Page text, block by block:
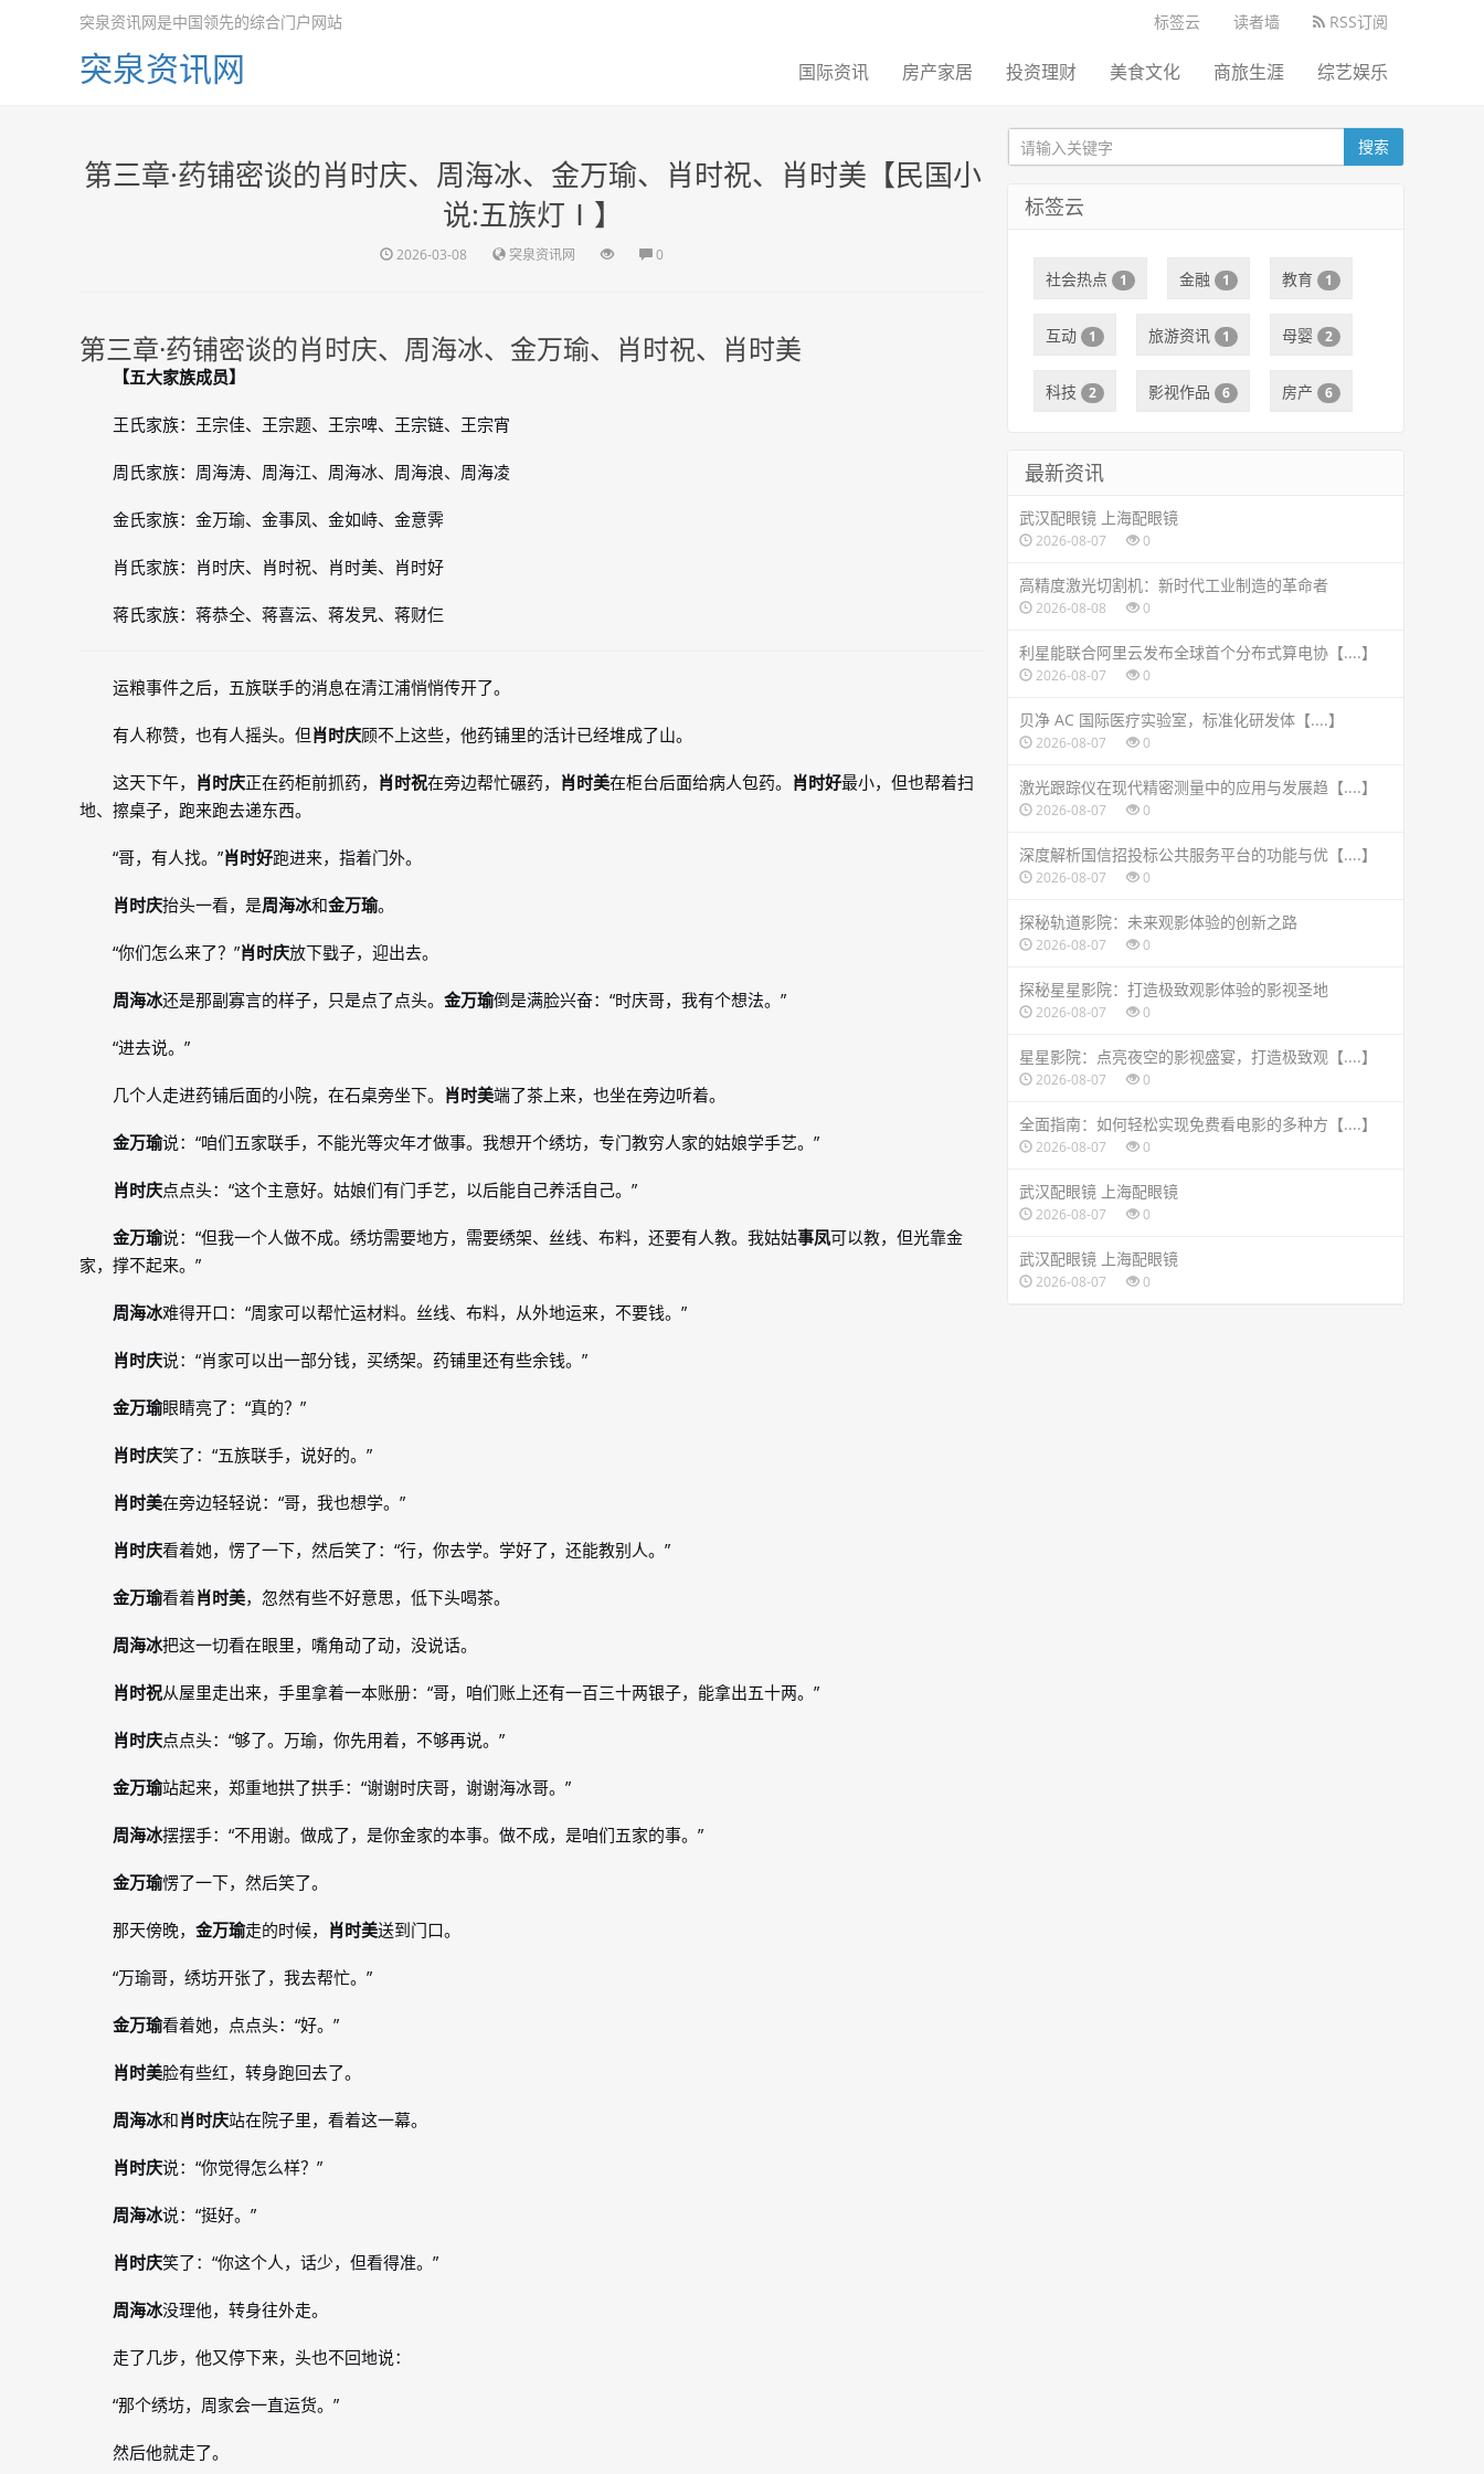
标签云 读者墙 RSS订阅
突泉资讯网是中国领先的综合门户网站
突泉资讯网 国际资讯 房产家居 投资理财 美食文化 商旅生涯 综艺娱乐
第三章·药铺密谈的肖时庆、周海冰、金万瑜、肖时祝、肖时美【民国小
说:五族灯Ⅰ】
2026-03-08 突泉资讯网 0
第三章·药铺密谈的肖时庆、周海冰、金万瑜、肖时祝、肖时美
【五大家族成员】
王氏家族：王宗佳、王宗题、王宗啤、王宗链、王宗宵
周氏家族：周海涛、周海江、周海冰、周海浪、周海凌
金氏家族：金万瑜、金事凤、金如峙、金意霁
肖氏家族：肖时庆、肖时祝、肖时美、肖时好
蒋氏家族：蒋恭仝、蒋喜沄、蒋发旯、蒋财仨
运粮事件之后，五族联手的消息在清江浦悄悄传开了。
有人称赞，也有人摇头。但肖时庆顾不上这些，他药铺里的活计已经堆成了山。
这天下午， 肖时庆正在药柜前抓药， 肖时祝在旁边帮忙碾药， 肖时美在柜台后面给病人包药。 肖时好最小，但也帮着扫
地、擦桌子，跑来跑去递东西。
“哥，有人找。”肖时好跑进来，指着门外。
肖时庆抬头一看，是周海冰和金万瑜。
“你们怎么来了？”肖时庆放下戥子，迎出去。
周海冰还是那副寡言的样子，只是点了点头。 金万瑜倒是满脸兴奋：“时庆哥，我有个想法。”
“进去说。”
几个人走进药铺后面的小院，在石桌旁坐下。 肖时美端了茶上来，也坐在旁边听着。
金万瑜说：“咱们五家联手，不能光等灾年才做事。我想开个绣坊，专门教穷人家的姑娘学手艺。”
肖时庆点点头：“这个主意好。姑娘们有门手艺，以后能自己养活自己。”
金万瑜说：“但我一个人做不成。绣坊需要地方，需要绣架、丝线、布料，还要有人教。我姑姑事凤可以教，但光靠金
家，撑不起来。”
周海冰难得开口：“周家可以帮忙运材料。丝线、布料，从外地运来，不要钱。”
肖时庆说：“肖家可以出一部分钱，买绣架。药铺里还有些余钱。”
金万瑜眼睛亮了：“真的？”
肖时庆笑了：“五族联手，说好的。”
肖时美在旁边轻轻说：“哥，我也想学。”
肖时庆看着她，愣了一下，然后笑了：“行，你去学。学好了，还能教别人。”
金万瑜看着肖时美，忽然有些不好意思，低下头喝茶。
周海冰把这一切看在眼里，嘴角动了动，没说话。
肖时祝从屋里走出来，手里拿着一本账册：“哥，咱们账上还有一百三十两银子，能拿出五十两。”
肖时庆点点头：“够了。万瑜，你先用着，不够再说。”
金万瑜站起来，郑重地拱了拱手：“谢谢时庆哥，谢谢海冰哥。”
周海冰摆摆手：“不用谢。做成了，是你金家的本事。做不成，是咱们五家的事。”
金万瑜愣了一下，然后笑了。
那天傍晚， 金万瑜走的时候， 肖时美送到门口。
“万瑜哥，绣坊开张了，我去帮忙。”
金万瑜看着她，点点头：“好。”
肖时美脸有些红，转身跑回去了。
周海冰和肖时庆站在院子里，看着这一幕。
肖时庆说：“你觉得怎么样？”
周海冰说：“挺好。”
肖时庆笑了：“你这个人，话少，但看得准。”
周海冰没理他，转身往外走。
走了几步，他又停下来，头也不回地说：
“那个绣坊，周家会一直运货。”
然后他就走了。
搜索
标签云
社会热点 1 金融 1 教育 1
互动 1 旅游资讯 1 母婴 2
科技 2 影视作品 6 房产 6
最新资讯
武汉配眼镜 上海配眼镜
2026-08-07 0
高精度激光切割机：新时代工业制造的革命者
2026-08-08 0
利星能联合阿里云发布全球首个分布式算电协【....】
2026-08-07 0
贝净 AC 国际医疗实验室，标准化研发体【....】
2026-08-07 0
激光跟踪仪在现代精密测量中的应用与发展趋【....】
2026-08-07 0
深度解析国信招投标公共服务平台的功能与优【....】
2026-08-07 0
探秘轨道影院：未来观影体验的创新之路
2026-08-07 0
探秘星星影院：打造极致观影体验的影视圣地
2026-08-07 0
星星影院：点亮夜空的影视盛宴，打造极致观【....】
2026-08-07 0
全面指南：如何轻松实现免费看电影的多种方【....】
2026-08-07 0
武汉配眼镜 上海配眼镜
2026-08-07 0
武汉配眼镜 上海配眼镜
2026-08-07 0